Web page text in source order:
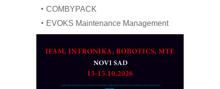
COMBYPACK
EVOKS Maintenance Management
na viši nivo
Detekcija različitih oblika
MAREX - Lim i mašine za savremena
rešenja